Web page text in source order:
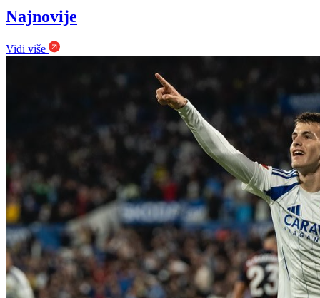
Najnovije
Vidi više